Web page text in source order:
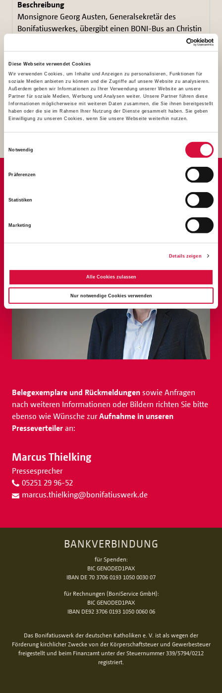
Diese Webseite verwendet Cookies
Wir verwenden Cookies, um Inhalte und Anzeigen zu personalisieren, Funktionen für
soziale Medien anbieten zu können und die Zugriffe auf unsere Website zu analysieren.
Außerdem geben wir Informationen zu Ihrer Verwendung unserer Website an unsere
Partner für soziale Medien, Werbung und Analysen weiter. Unsere Partner führen diese
Informationen möglicherweise mit weiteren Daten zusammen, die Sie ihnen bereitgestellt
haben oder die sie im Rahmen Ihrer Nutzung der Dienste gesammelt haben. Sie geben
Einwilligung zu unseren Cookies, wenn Sie unsere Webseite weiterhin nutzen.
Notwendig
Präferenzen
Statistiken
Marketing
Details zeigen
Alle Cookies zulassen
Nur notwendige Cookies verwenden
Monsignore Georg Austen, Generalsekretär des
Bonifatiuswerkes, übergibt einen BONI-Bus an Christin
Noack, Thomas Jentzsch, Laurenz Grieger und Stephan
Schubert vom Winfriedhaus in Dippoldiswalde (v.l.).
Foto: Simon Helmers
2,98 MB
Download
Belegexemplare und Rückmeldungen sowie Anfragen
nach weiteren Informationen oder Bildern richten Sie bitte
ebenso wie Wünsche zurAufnahme in unseren
Presseverteiler an:
Marcus Thielking
Pressesprecher
05251 29 96-52
marcus.thielking@bonifatiuswerk.de
BANKVERBINDUNG
für Spenden:
BIC GENODED1PAX
IBAN DE 70 3706 0193 1050 0030 07
für Rechnungen (BoniService GmbH):
BIC GENODED1PAX
IBAN DE92 3706 0193 1050 0060 06
Das Bonifatiuswerk der deutschen Katholiken e. V. ist als wegen der
Förderung kirchlicher Zwecke von der Körperschaftsteuer und Gewerbesteuer
freigestellt und beim Finanzamt unter der Steuernummer 339/5794/0212
registriert.